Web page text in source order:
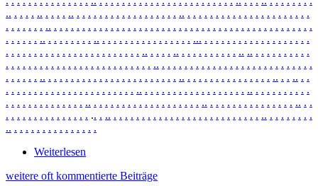
.. . . . . .. . . . . .. . . . . . . . . . . . . . . . . . . .. . . . . . . . . . . . . . . . . . . . . . .
. . . . . . . .. . . . . . . . . . . . . . . . . . . . . . . . . . . . . . . . . . . . . . . . . . . . . . .
. . . . . . .. . . . . . . . . .. . . . . . . . . . . . . . . . . ... . . . . . . . . . . . . . . . . . . .
. . . . . . . . . . . . . . . . . . . . . . . . .. . . . . .. . . . . . . . . . . .. .. . . . . . . . . . .
. . . . . . . . . . . . . . . . . . . . . . . . . . .. . . . . . . . . . . . . . . . . . . . . . . . . . . .
. . . . . . .. . . . . . . . . . . . . . . . . . . . . . . . .. . . . . . . . . . . . . . . . .. . . .. . .
. . . . . . . . . . . . . . . . . . . . . . . .. . . . . . . . . . . . . . . . . . . .. . . . . . . . . . .
. . . . . . . . . . . . . . .. . . . . . . . . . . . . . . . . . . . .. . . . . . . . . . . . . . . . .. . .
. . . . . . . . . . . . . . . .. . .. . . . . . . . . . . . . . . . . . . . . . . . . . . .. . . . . . . . .
.. . . . . . . . . . . . . . . .
Weiterlesen
weitere oft kommentierte Beiträge